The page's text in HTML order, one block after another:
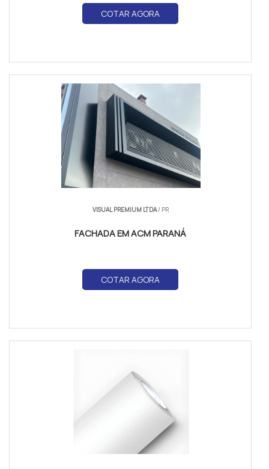
COTAR AGORA
VISUAL PREMIUM LTDA/ PR
FACHADA EM ACM PARANÁ
COTAR AGORA